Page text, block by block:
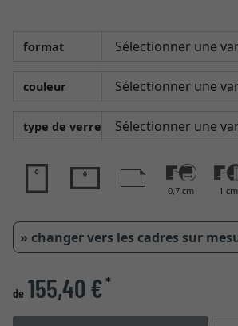
format
couleur
type de verre
0,7 cm 1 cm
» changer vers les cadres sur
de 155,40 €*